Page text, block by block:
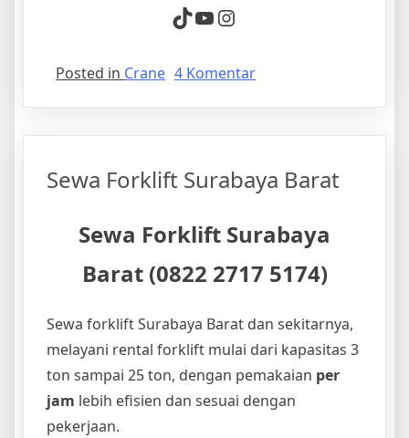
TikTok
YouTube
Instagram
Posted in Crane 4 Komentarpada
Sewa Forklift Surabaya Barat
Sewa Forklift Surabaya
Barat (0822 2717 5174)
Sewa forklift Surabaya Barat dan sekitarnya,
melayani rental forklift mulai dari kapasitas 3
ton sampai 25 ton, dengan pemakaian per
jam lebih efisien dan sesuai dengan
pekerjaan.